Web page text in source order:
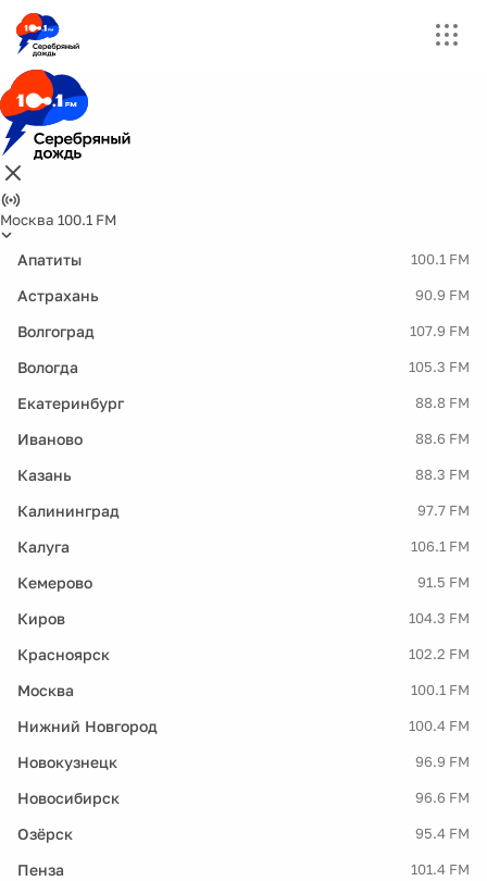
Москва 100.1 FM
Апатиты 100.1 FM
Астрахань 90.9 FM
Волгоград 107.9 FM
Вологда 105.3 FM
Екатеринбург 88.8 FM
Иваново 88.6 FM
Казань 88.3 FM
Калининград 97.7 FM
Калуга 106.1 FM
Кемерово 91.5 FM
Киров 104.3 FM
Красноярск 102.2 FM
Москва 100.1 FM
Нижний Новгород 100.4 FM
Новокузнецк 96.9 FM
Новосибирск 96.6 FM
Озёрск 95.4 FM
Пенза 101.4 FM